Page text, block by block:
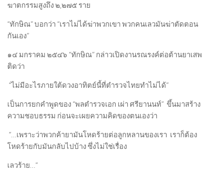
ฆาตกรรมสูงถึง ๒,๒๗๕ ราย
“ทักษิณ” บอกว่า “เราไม่ได้ฆ่าพวกเขา พวกคนเลวมันฆ่าตัดตอน
กันเอง”
๑๔ มกราคม ๒๕๔๖ “ทักษิณ” กล่าวเปิดงานรณรงค์ต่อต้านยาเสพ
ติดว่า
“ไม่มีอะไรภายใต้ดวงอาทิตย์นี้ที่ตํารวจไทยทำไม่ได้”
เป็นการยกคำพูดของ “พลตำรวจเอก เผ่า ศรียานนท์” ขึ้นมาสร้าง
ความชอบธรรม ก่อนจะเผยความคิดของตนเองว่า
“…เพราะว่าพวกค้ายามันโหดร้ายต่อลูกหลานของเรา เราก็ต้อง
โหดร้ายกับมันกลับไปบ้าง ซึ่งไม่ใช่เรื่อง
เลวร้าย…”